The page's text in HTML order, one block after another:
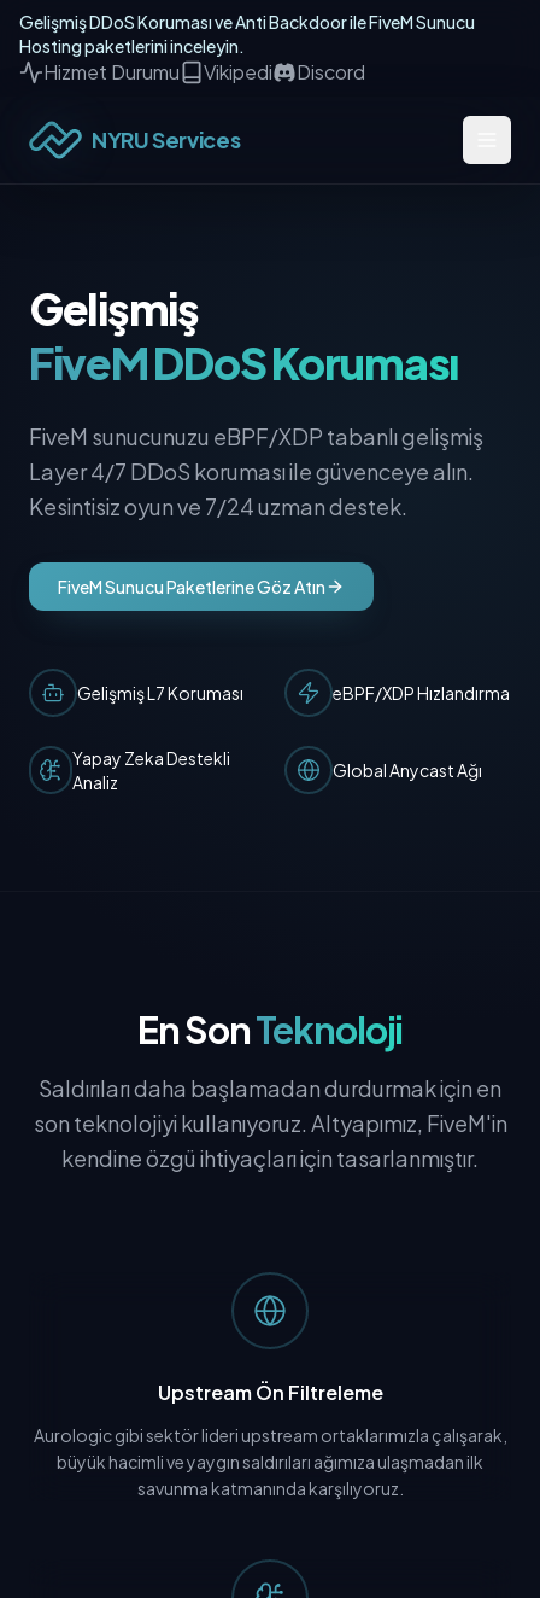
Gelişmiş DDoS Koruması ve Anti Backdoor ile FiveM Sunucu
Hosting paketlerini inceleyin.
Hizmet Durumu Vikipedi Discord
NYRU Services
Gelişmiş
FiveM DDoS Koruması
FiveM sunucunuzu eBPF/XDP tabanlı gelişmiş
Layer 4/7 DDoS koruması ile güvenceye alın.
Kesintisiz oyun ve 7/24 uzman destek.
FiveM Sunucu Paketlerine Göz Atın
Gelişmiş L7 Koruması eBPF/XDP Hızlandırma
Yapay Zeka Destekli
Analiz
Global Anycast Ağı
En SonTeknoloji
Saldırıları daha başlamadan durdurmak için en
son teknolojiyi kullanıyoruz. Altyapımız, FiveM'in
kendine özgü ihtiyaçları için tasarlanmıştır.
Upstream Ön Filtreleme
Aurologic gibi sektör lideri upstream ortaklarımızla çalışarak,
büyük hacimli ve yaygın saldırıları ağımıza ulaşmadan ilk
savunma katmanında karşılıyoruz.